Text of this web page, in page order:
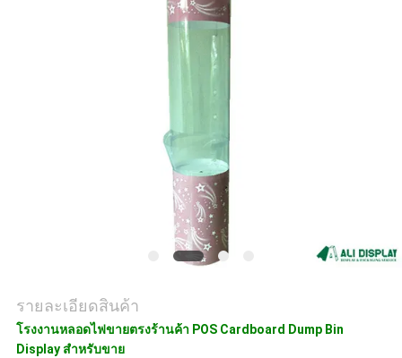
รายละเอียดสินค้า
โรงงานหลอดไฟขายตรงร้านค้า POS Cardboard Dump Bin
Display สำหรับขาย